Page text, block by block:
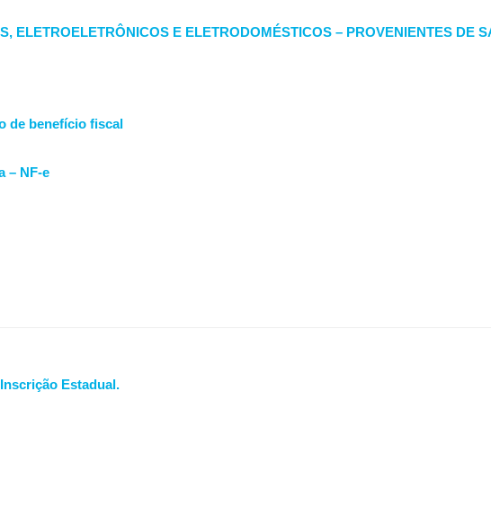
ELETROELETRÔNICOS E ELETRODOMÉSTICOS – PROVENIENTES DE
de benefício fiscal
– NF-e
Estadual.